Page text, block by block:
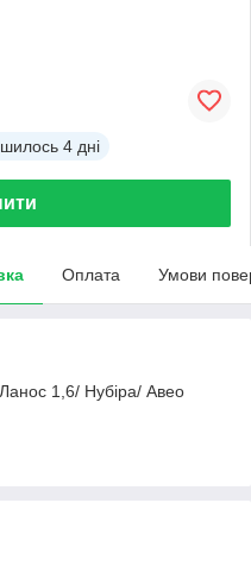
4 дні
Оплата Умови
1,6/ Нубіра/ Авео